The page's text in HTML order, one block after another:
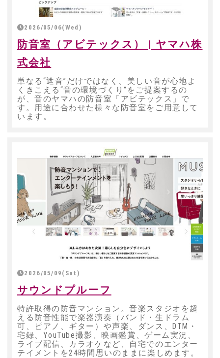
2026/05/06(Wed)
防音室（アビテックス） | ヤマハ株
式会社
単なる“遮音”だけではなく、美しい音が心地よ
くきこえる“音の環境づくり”をご提案するの
が、音のヤマハの防音室「アビテックス」で
す。用途に合わせた様々な防音室をご用意して
います。
2026/05/09(Sat)
サウンドプルーフ
特許取得の防音マンション。音楽スタジオを超
える防音性能で楽器演奏（バンド・生ドラム
可、ピアノ、ギター）や声楽、ダンス、DTM・
宅録、YouTube撮影、映画鑑賞、ゲーム実況、
ライブ配信、カラオケなど、自宅でのエンター
テイメントを24時間思いのままに楽しめます。